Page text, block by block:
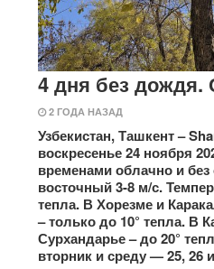
4 дня без дождя.
2 ГОДА НАЗАД
Узбекистан, Ташкент –
воскресенье 24 ноября
временами облачно и без
восточный 3-8 м/с.
тепла. В Хорезме и
– только до 10° тепла. В
Сурхандарье – до 20°
вторник и среду — 25, 26